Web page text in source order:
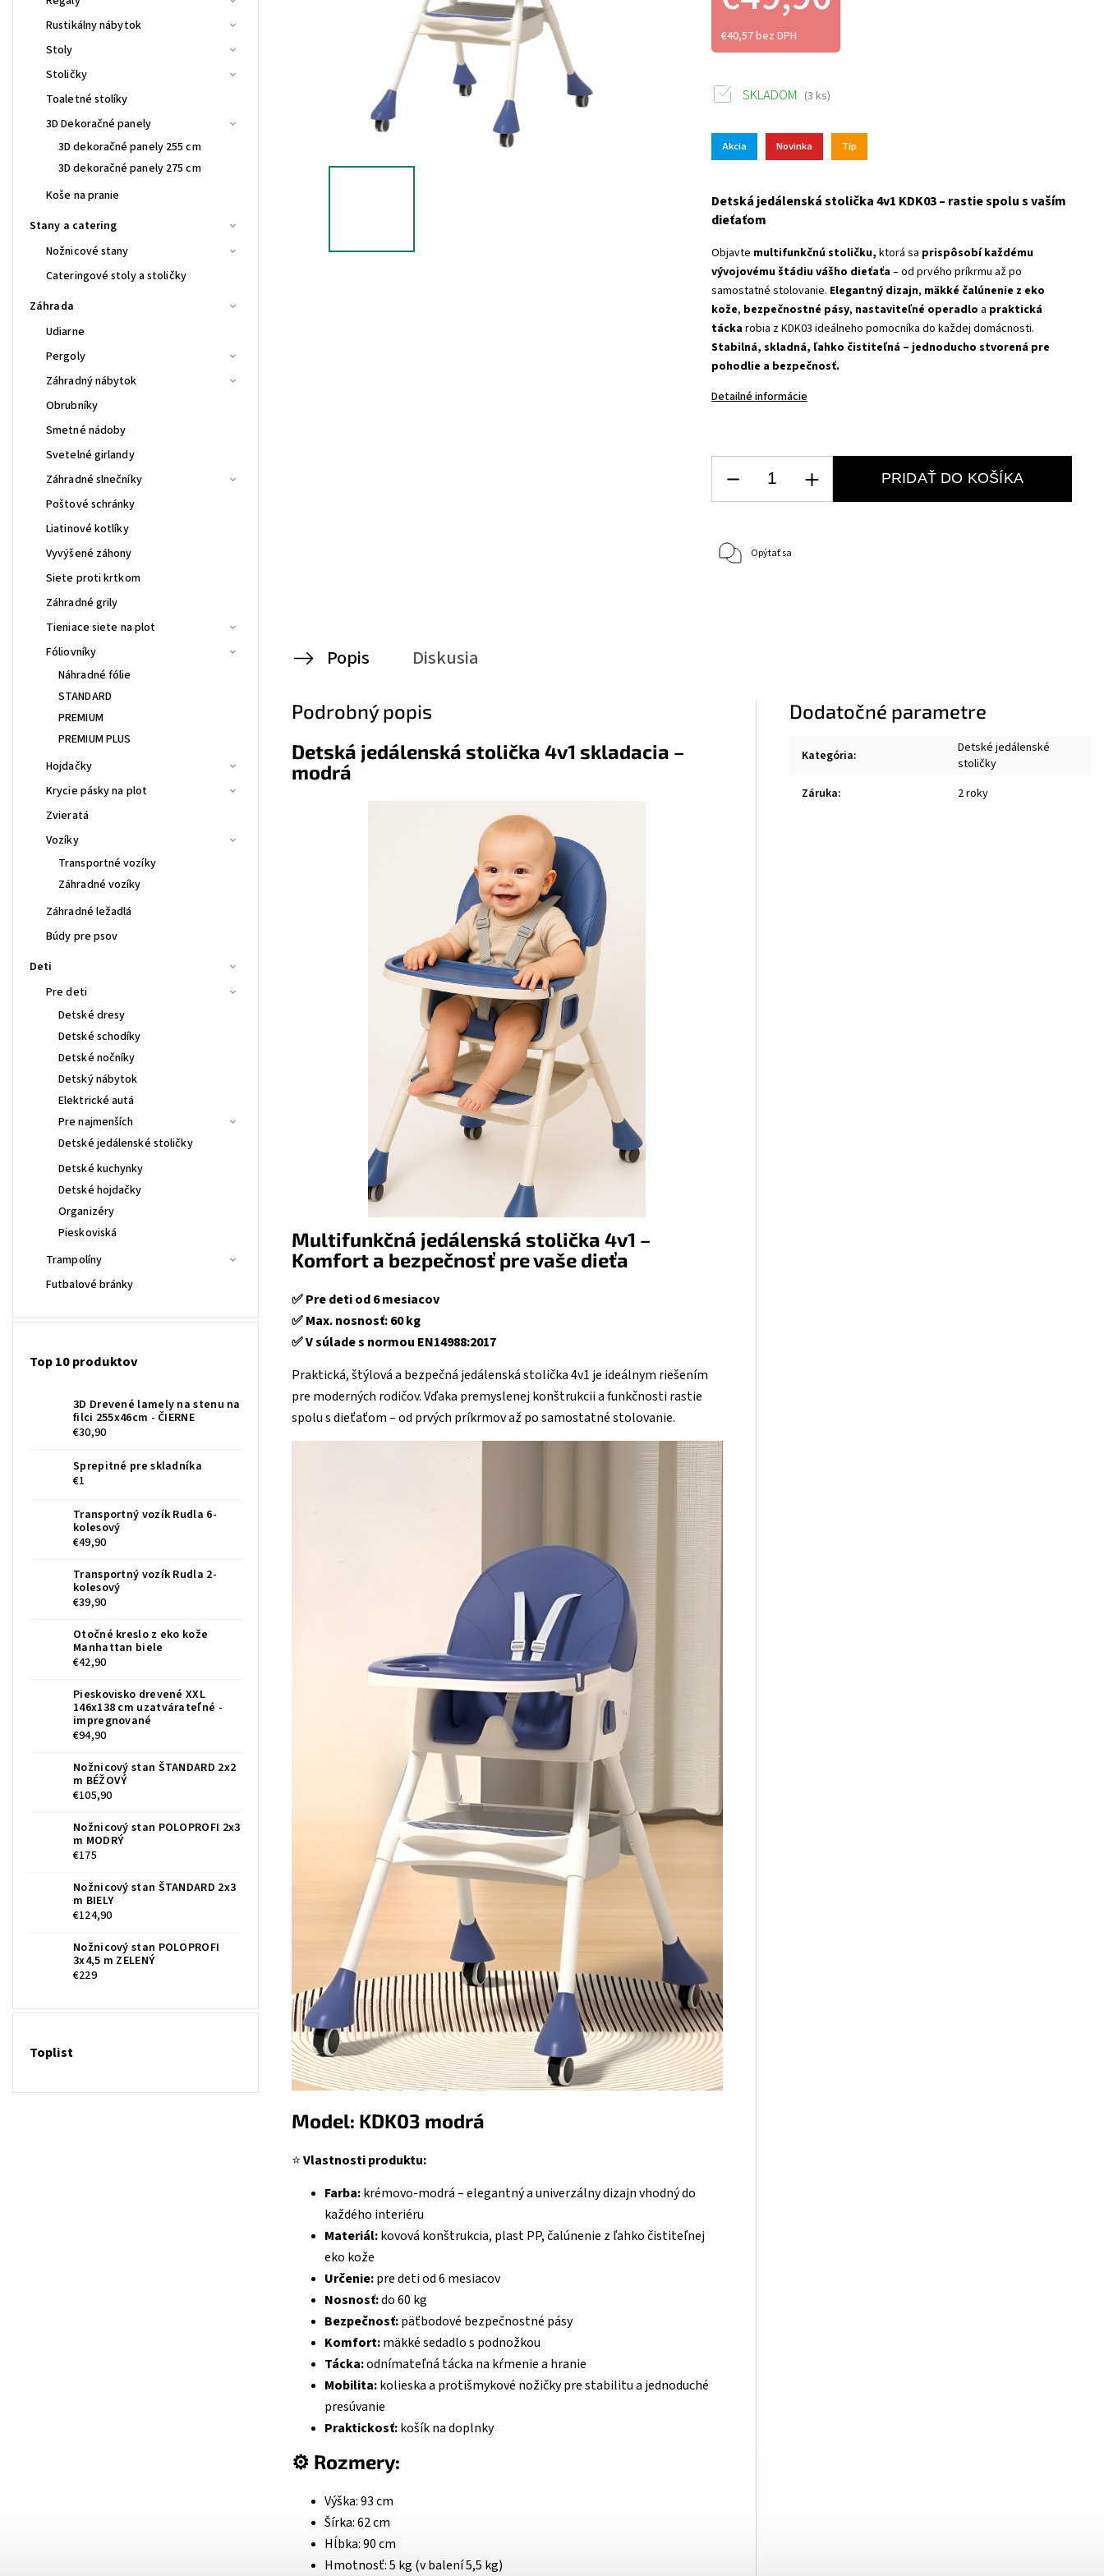
Rustikálny nábytok
Stoly
Stoličky
Toaletné stolíky
3D Dekoračné panely
3D dekoračné panely 255 cm
3D dekoračné panely 275 cm
Koše na pranie
Stany a catering
Nožnicové stany
Cateringové stoly a stoličky
Záhrada
Udiarne
Pergoly
Záhradný nábytok
Obrubníky
Smetné nádoby
Svetelné girlandy
Záhradné slnečníky
Poštové schránky
Liatinové kotlíky
Vyvýšené záhony
Siete proti krtkom
Záhradné grily
Tieniace siete na plot
Fóliovníky
Náhradné fólie
STANDARD
PREMIUM
PREMIUM PLUS
Hojdačky
Krycie pásky na plot
Zvieratá
Vozíky
Transportné vozíky
Záhradné vozíky
Záhradné ležadlá
Búdy pre psov
Deti
Pre deti
Detské dresy
Detské schodíky
Detské nočníky
Detský nábytok
Elektrické autá
Pre najmenších
Detské jedálenské stoličky
Detské kuchynky
Detské hojdačky
Organizéry
Pieskoviská
Trampolíny
Futbalové bránky
Top 10 produktov
3D Drevené lamely na stenu na
filci 255x46cm - ČIERNE
€30,90
Sprepitné pre skladníka
€1
Transportný vozík Rudla 6-
kolesový
€49,90
Transportný vozík Rudla 2-
kolesový
€39,90
Otočné kreslo z eko kože
Manhattan biele
€42,90
Pieskovisko drevené XXL
146x138 cm uzatvárateľné -
impregnované
€94,90
Nožnicový stan ŠTANDARD 2x2
m BÉŽOVÝ
€105,90
Nožnicový stan POLOPROFI 2x3
m MODRÝ
€175
Nožnicový stan ŠTANDARD 2x3
m BIELY
€124,90
Nožnicový stan POLOPROFI
3x4,5 m ZELENÝ
€229
Toplist
€40,57 bez DPH
Akcia Novinka Tip
Detská jedálenská stolička 4v1 KDK03 – rastie spolu s vaším
dieťaťom
Objavte multifunkčnú stoličku, ktorá sa prispôsobí každému
vývojovému štádiu vášho dieťaťa– od prvého príkrmu až po
samostatné stolovanie. Elegantný dizajn, mäkké čalúnenie z eko
kože, bezpečnostné pásy, nastaviteľné operadlo a praktická
táckarobia z KDK03 ideálneho pomocníka do každej domácnosti.
Stabilná, skladná, ľahko čistiteľná – jednoducho stvorená pre
pohodlie a bezpečnosť.
Detailné informácie
SKLADOM (3 ks)
PRIDAŤ DO KOŠÍKA
Opýtať sa
Popis Diskusia
Podrobný popis
Detská jedálenská stolička 4v1 skladacia –
modrá
Multifunkčná jedálenská stolička 4v1 –
Komfort a bezpečnosť pre vaše dieťa
✅ Pre deti od 6 mesiacov
✅ Max. nosnosť: 60 kg
✅ V súlade s normou EN14988:2017
Praktická, štýlová a bezpečná jedálenská stolička 4v1 je ideálnym riešením
pre moderných rodičov. Vďaka premyslenej konštrukcii a funkčnosti rastie
spolu s dieťaťom – od prvých príkrmov až po samostatné stolovanie.
Model: KDK03 modrá
⭐Vlastnosti produktu:
Farba:krémovo-modrá – elegantný a univerzálny dizajn vhodný do
každého interiéru
Materiál:kovová konštrukcia, plast PP, čalúnenie z ľahko čistiteľnej
eko kože
Určenie:pre deti od 6 mesiacov
Nosnosť:do 60 kg
Bezpečnosť:päťbodové bezpečnostné pásy
Komfort:mäkké sedadlo s podnožkou
Tácka:odnímateľná tácka na kŕmenie a hranie
Mobilita:kolieska a protišmykové nožičky pre stabilitu a jednoduché
presúvanie
Praktickosť:košík na doplnky
⚙️ Rozmery:
Výška: 93 cm
Šírka: 62 cm
Hĺbka: 90 cm
Hmotnosť: 5 kg (v balení 5,5 kg)
Dodatočné parametre
Kategória:
Detské jedálenské
stoličky
Záruka: 2 roky